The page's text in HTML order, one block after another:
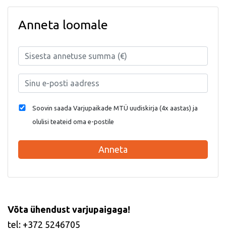
Anneta loomale
Soovin saada Varjupaikade MTÜ uudiskirja (4x aastas) ja
olulisi teateid oma e-postile
Anneta
Võta ühendust varjupaigaga!
tel: +372 5246705